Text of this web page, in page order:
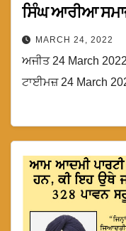
ਸਿੰਘ ਆਰੀਆ
MARCH 24, 2022
ਅਜੀਤ 24 March
ਟਾਈਮਜ਼ 24 March